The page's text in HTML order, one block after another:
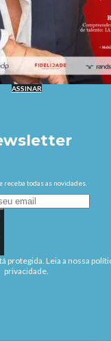
ASSINAR
receba todas as novidades.
protegida. Leia a nossa
privacidade.